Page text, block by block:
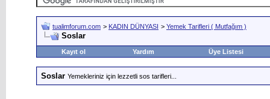
tualimforum.com > KADIN DÜNYASI > Yemek Tarifleri ( Mutfağım )
Soslar
Kayıt ol Yardım Üye Listesi
Soslar Yemekleriniz için lezzetli sos tarifleri...